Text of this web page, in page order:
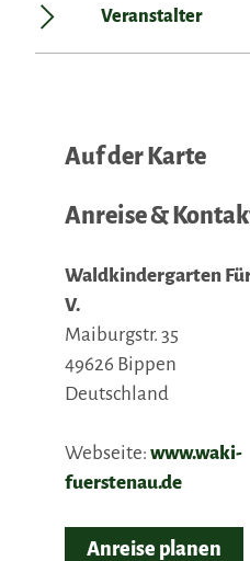
Veranstalter
Auf der Karte
Anreise &
Waldkindergarten
V.
Maiburgstr. 35
49626 Bippen
Deutschland
Webseite: www.waki-
fuerstenau.de
Anreise planen